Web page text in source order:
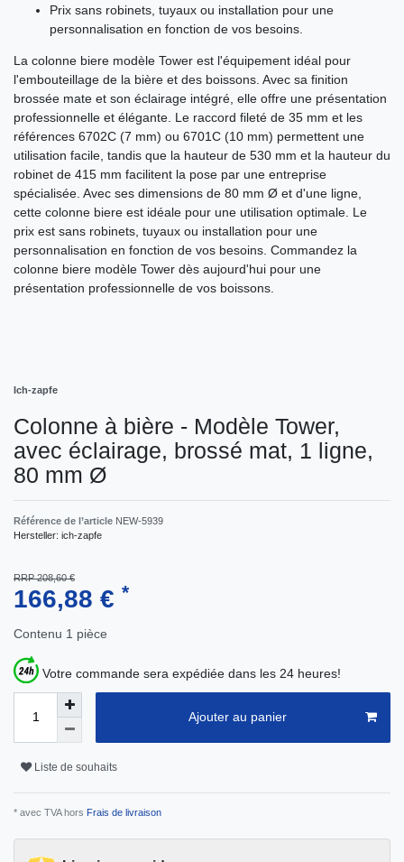
Prix sans robinets, tuyaux ou installation pour une
personnalisation en fonction de vos besoins.
La colonne biere modèle Tower est l'équipement idéal pour
l'embouteillage de la bière et des boissons. Avec sa finition
brossée mate et son éclairage intégré, elle offre une présentation
professionnelle et élégante. Le raccord fileté de 35 mm et les
références 6702C (7 mm) ou 6701C (10 mm) permettent une
utilisation facile, tandis que la hauteur de 530 mm et la hauteur du
robinet de 415 mm facilitent la pose par une entreprise
spécialisée. Avec ses dimensions de 80 mm Ø et d'une ligne,
cette colonne biere est idéale pour une utilisation optimale. Le
prix est sans robinets, tuyaux ou installation pour une
personnalisation en fonction de vos besoins. Commandez la
colonne biere modèle Tower dès aujourd'hui pour une
présentation professionnelle de vos boissons.
Ich-zapfe
Colonne à bière - Modèle Tower,
avec éclairage, brossé mat, 1 ligne,
80 mm Ø
Référence de l’article NEW-5939
Hersteller: ich-zapfe
RRP 208,60 €
166,88 € *
Contenu 1 pièce
Votre commande sera expédiée dans les 24 heures!
Ajouter au panier
Liste de souhaits
* avec TVA hors Frais de livraison